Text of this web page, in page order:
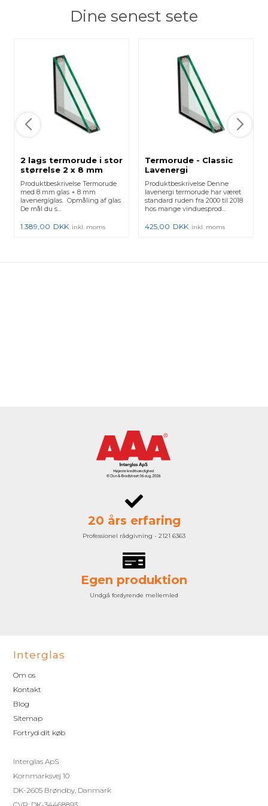
Dine senest sete
2 lags termorude i stor
størrelse 2 x 8 mm
Produktbeskrivelse Termorude
med 8 mm glas + 8 mm
lavenergiglas. Opmåling af glas
De mål du s...
1.389,00 DKK inkl. moms
Termorude - Classic
Lavenergi
Produktbeskrivelse Denne
lavenergi termorude har været
standard ruden fra 2000 til 2018
hos mange vinduesprod...
425,00 DKK inkl. moms
20 års erfaring
Professionel rådgivning - 2121 6363
Egen produktion
Undgå fordyrende mellemled
Interglas
Om os
Kontakt
Blog
Sitemap
Fortryd dit køb
Interglas ApS
Kornmarksvej 10
DK-2605 Brøndby, Danmark